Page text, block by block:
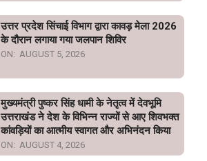
उत्तर प्रदेश सिंचाई विभाग द्वारा कावड़ मेला 2026
के दौरान लगाया गया जलपान शिविर
ON: AUGUST 5, 2026
मुख्यमंत्री पुष्कर सिंह धामी के नेतृत्व में देवभूमि
उत्तराखंड ने देश के विभिन्न राज्यों से आए शिवभक्त
कांवड़ियों का आत्मीय स्वागत और अभिनंदन किया
ON: AUGUST 4, 2026